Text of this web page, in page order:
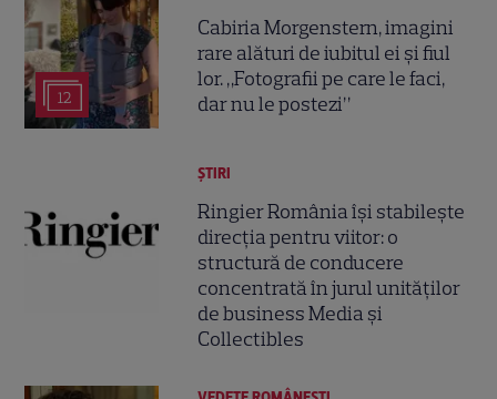
12
Cabiria Morgenstern, imagini
rare alături de iubitul ei și fiul
lor. „Fotografii pe care le faci,
dar nu le postezi”
ȘTIRI
Ringier România își stabilește
direcția pentru viitor: o
structură de conducere
concentrată în jurul unităților
de business Media și
Collectibles